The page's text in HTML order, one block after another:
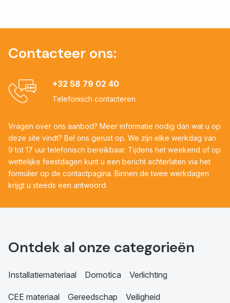
Contacteer ons:
+32 58 79 02 40
Telefonisch contacteren
Vragen over ons aanbod? Meer informatie nodig dan wat u op
deze site vindt? Bel ons gerust op. We zijn elke werkdag van
9 tot 17 uur telefonisch bereikbaar. Tijdens het weekend of op
wettelijke feestdagen kunt u een bericht achterlaten via het
formulier op de contactpagina. Binnen de twee werkdagen
krijgt u steeds een antwoord.
Ontdek al onze categorieën
Installatiemateriaal Domotica Verlichting
CEE materiaal Gereedschap Veiligheid